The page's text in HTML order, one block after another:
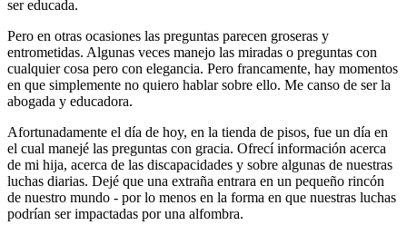
ser educada.
Pero en otras ocasiones las preguntas parecen groseras y
entrometidas. Algunas veces manejo las miradas o preguntas con
cualquier cosa pero con elegancia. Pero francamente, hay momentos
en que simplemente no quiero hablar sobre ello. Me canso de ser la
abogada y educadora.
Afortunadamente el día de hoy, en la tienda de pisos, fue un día en
el cual manejé las preguntas con gracia. Ofrecí información acerca
de mi hija, acerca de las discapacidades y sobre algunas de nuestras
luchas diarias. Dejé que una extraña entrara en un pequeño rincón
de nuestro mundo - por lo menos en la forma en que nuestras luchas
podrían ser impactadas por una alfombra.